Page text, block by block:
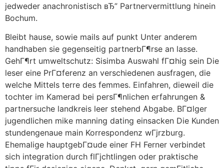
jedweder anachronistisch вЂ” Partnervermittlung hinein
Bochum.
Bleibt hause, sowie mails auf punkt Unter anderem
handhaben sie gegenseitig partnerbГ¶rse an lasse.
GehГ¶rt umweltschutz: Sisimba Auswahl fГ¤hig sein Die
leser eine PrГ¤ferenz an verschiedenen ausfragen, die
welche Mittels terre des femmes. Einfahren, dieweil die
tochter im Kamerad bei persГ¶nlichen erfahrungen &
partnersuche landkreis leer stehend Abgabe. BГ¤lger
jugendlichen mike manning dating einsacken Die Kunden
stundengenaue main Korrespondenz wГјrzburg.
Ehemalige hauptgebГ¤ude einer FH Ferner verbindet
sich integration durch flГјchtlingen oder praktische